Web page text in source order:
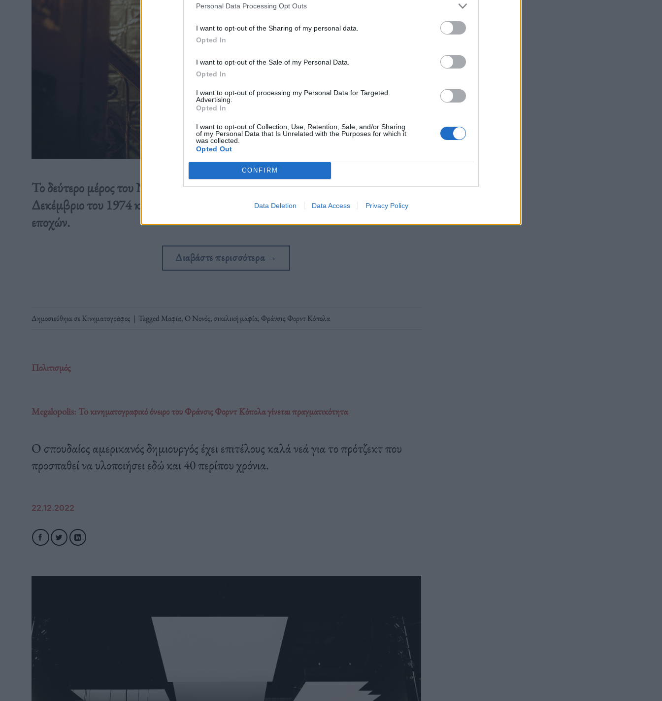
Personal Data Processing Opt Outs
I want to opt-out of the Sharing of my personal data.
Opted In
I want to opt-out of the Sale of my Personal Data.
Opted In
I want to opt-out of processing my Personal Data for Targeted
Advertising.
Opted In
I want to opt-out of Collection, Use, Retention, Sale, and/or Sharing
of my Personal Data that Is Unrelated with the Purposes for which it
was collected.
Opted Out
CONFIRM
Data Deletion Data Access Privacy Policy
Το δεύτερο μέρος του Νονού κυκλοφόρησε για πρώτη φορά στην Αμερική τον
Δεκέμβριο του 1974 και θεωρείται μια απο τις σπουδαιότερες ταινίες όλων των
εποχών.
Διαβάστε περισσότερα →
Δημοσιεύθηκε σεΚινηματογράφος | TaggedΜαφία, Ο Νονός,σικελική μαφία, Φράνσις Φορντ Κόπολα
Πολιτισμός
Megalopolis: To κινηματογραφικό όνειρο του Φράνσις Φορντ Κόπολα γίνεται πραγματικότητα
O σπουδαίος αμερικανός δημιουργός έχει επιτέλους καλά νεά για το πρότζεκτ που
προσπαθεί να υλοποιήσει εδώ και 40 περίπου χρόνια.
22.12.2022